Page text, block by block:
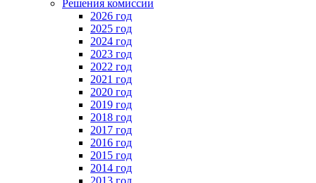
Решения комиссии
2026 год
2025 год
2024 год
2023 год
2022 год
2021 год
2020 год
2019 год
2018 год
2017 год
2016 год
2015 год
2014 год
2013 год